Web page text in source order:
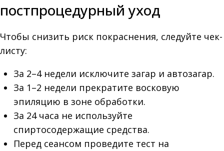
постпроцедурный уход
Чтобы снизить риск покраснения, следуйте чек-
листу:
За 2–4 недели исключите загар и автозагар.
За 1–2 недели прекратите восковую
эпиляцию в зоне обработки.
За 24 часа не используйте
спиртосодержащие средства.
Перед сеансом проведите тест на